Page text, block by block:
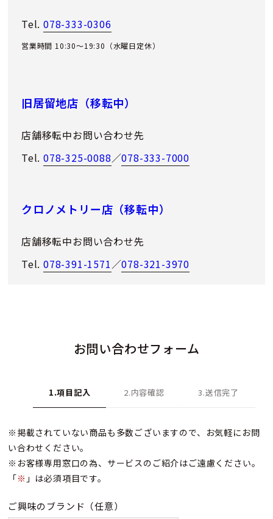
Tel. 078-333-0306
営業時間 10:30～19:30（水曜日定休）
旧居留地店（移転中）
店舗移転中お問い合わせ先
Tel. 078-325-0088／078-333-7000
クロノメトリー店（移転中）
店舗移転中お問い合わせ先
Tel. 078-391-1571／078-321-3970
お問い合わせフォーム
1.項目記入 2.内容確認 3.送信完了
※掲載されていない商品も多数ございますので、お気軽にお問
い合わせください。
※お客様専用窓口の為、サービスのご紹介はご遠慮ください。
「※ 」は必須項目です。
ご興味のブランド （任意）